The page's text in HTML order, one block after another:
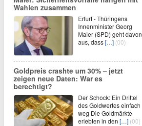
Wahlen zusammen
Erfurt - Thüringens
Innenminister Georg
Maier (SPD) geht davon
aus, dass[…] (00)
Goldpreis crashte um 30% – jetzt
zeigen neue Daten: War es
berechtigt?
Der Schock: Ein Drittel
des Goldwertes einfach
weg Die Goldmärkte
erlebten in den […] (00)